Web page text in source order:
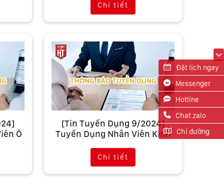
Chi tiết
Ô
[Tin Tuyển Dụng 9/2024]
Tuyển Dụng Nhân Viên Kinh
Chi tiết
Đặt lịch ngay
Messenger
Hotline
Chat zalo
Chỉ đường